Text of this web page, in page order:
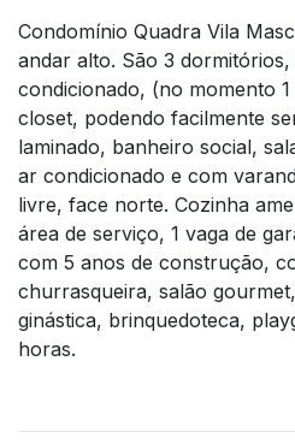
Condomínio Quadra Vila
andar alto. São 3
condicionado, (no momento
closet, podendo facilmente
laminado, banheiro social,
ar condicionado e com
livre, face norte. Cozinha
área de serviço, 1 vaga de
com 5 anos de construção,
churrasqueira, salão
ginástica, brinquedoteca,
horas.